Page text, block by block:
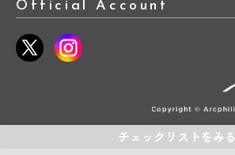
チェックリストをみる
Official Account